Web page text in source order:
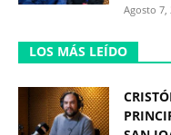
Agosto 7,
LOS MÁS LEÍDO